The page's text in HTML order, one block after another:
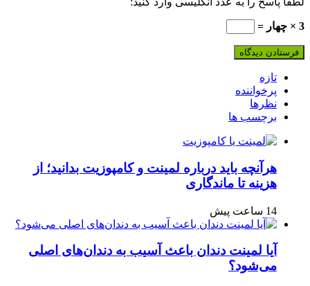
3 × چهار =
تازه
پرخواننده
نظرها
برچسب ها
هرآنچه باید درباره لمینت و کامپوزیت بدانید؛ از
هزینه تا ماندگاری
14 ساعت پیش
آیا لمینت دندان باعث آسیب به دندان‌های اصلی
می‌شود؟